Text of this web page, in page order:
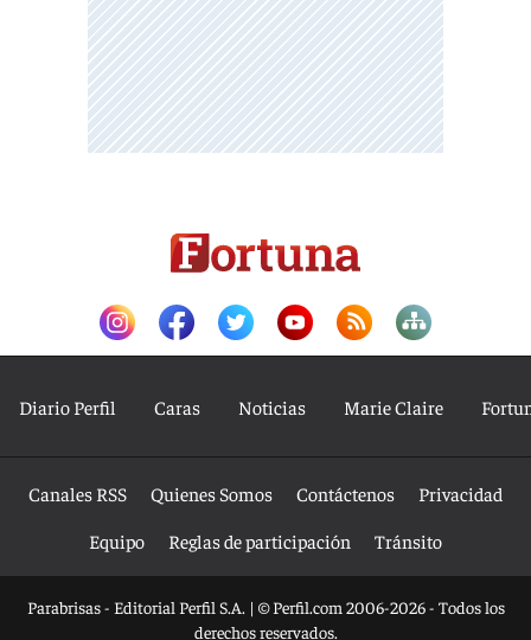
Diario Perfil Caras Noticias Marie Claire
Canales RSS Quienes Somos Contáctenos
Privacidad
Equipo
Reglas de participación Tránsito
Parabrisas - Editorial Perfil S.A. | © Perfil.com 2006-2026 - Todos los
derechos reservados.